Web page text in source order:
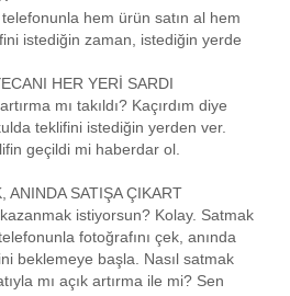
hem ürün satın al hem
istediğin zaman, istediğin yerde
HER YERİ SARDI
mı takıldı? Kaçırdım diye
teklifini istediğin yerden ver.
geçildi mi haberdar ol.
SATIŞA ÇIKART
istiyorsun? Kolay. Satmak
fotoğrafını çek, anında
beklemeye başla. Nasıl satmak
mı açık artırma ile mi? Sen